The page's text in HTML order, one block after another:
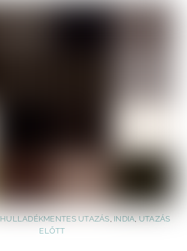
HULLADÉKMENTES UTAZÁS, INDIA,UTAZÁS
ELŐTT